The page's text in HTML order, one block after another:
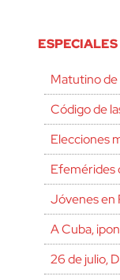
Matutino de
Código de
Elecciones
Efemérides
Jóvenes en
A Cuba,
26 de julio,